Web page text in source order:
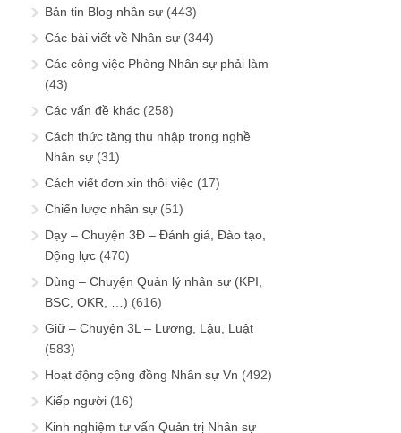
Bản tin Blog nhân sự (443)
Các bài viết về Nhân sự (344)
Các công việc Phòng Nhân sự phải làm
(43)
Các vấn đề khác (258)
Cách thức tăng thu nhập trong nghề
Nhân sự (31)
Cách viết đơn xin thôi việc (17)
Chiến lược nhân sự (51)
Dạy – Chuyện 3Đ – Đánh giá, Đào tạo,
Động lực (470)
Dùng – Chuyện Quản lý nhân sự (KPI,
BSC, OKR, …) (616)
Giữ – Chuyện 3L – Lương, Lậu, Luật
(583)
Hoạt động cộng đồng Nhân sự Vn (492)
Kiếp người (16)
Kinh nghiệm tư vấn Quản trị Nhân sự